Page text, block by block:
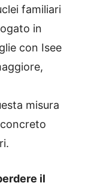
familiari
in
con Isee
misura
il